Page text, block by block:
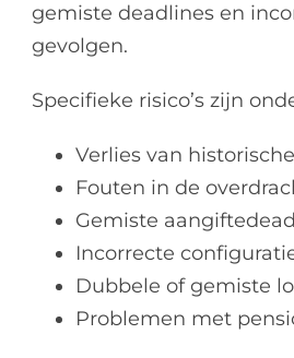
gemiste deadlines en
gevolgen.
Specifieke risico’s zijn
Verlies van
Fouten in de
Gemiste
Incorrecte
Dubbele of gemiste
Problemen met